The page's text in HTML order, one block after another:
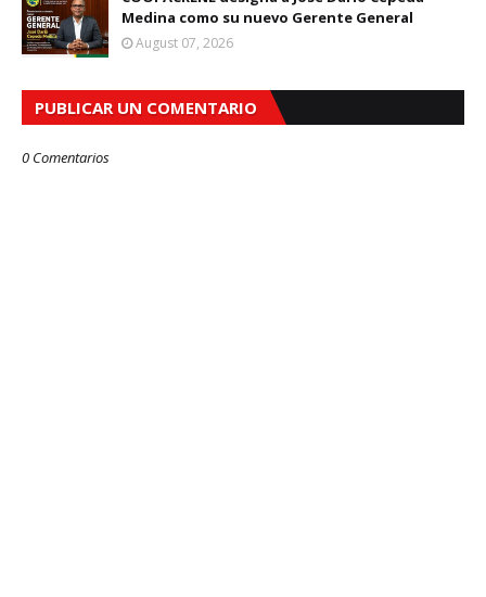
Medina como su nuevo Gerente General
August 07, 2026
PUBLICAR UN COMENTARIO
0 Comentarios